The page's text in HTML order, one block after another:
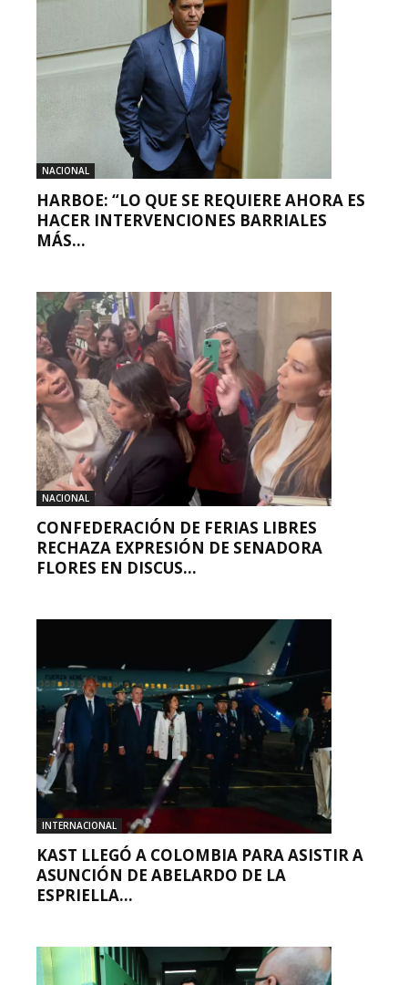
NACIONAL
HARBOE: “LO QUE SE REQUIERE AHORA ES
HACER INTERVENCIONES BARRIALES
MÁS...
NACIONAL
CONFEDERACIÓN DE FERIAS LIBRES
RECHAZA EXPRESIÓN DE SENADORA
FLORES EN DISCUS...
INTERNACIONAL
KAST LLEGÓ A COLOMBIA PARA ASISTIR A
ASUNCIÓN DE ABELARDO DE LA
ESPRIELLA...